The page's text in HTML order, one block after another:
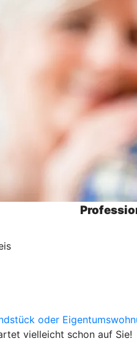
oder
vielleicht schon auf Sie!